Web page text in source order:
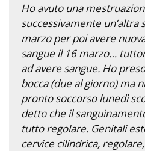
Ho avuto una
successivamente un’altra
marzo per poi avere
sangue il 16 marzo…
ad avere sangue. Ho
bocca (due al giorno) ma
pronto soccorso lunedì
detto che il
tutto regolare. Genitali
cervice cilindrica,